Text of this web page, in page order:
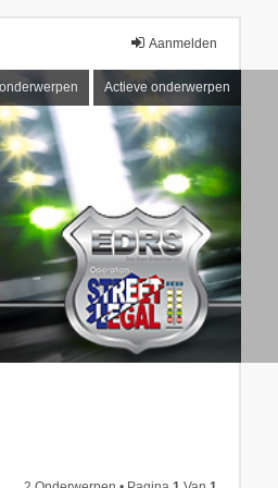
Aanmelden
Actieve onderwerpen